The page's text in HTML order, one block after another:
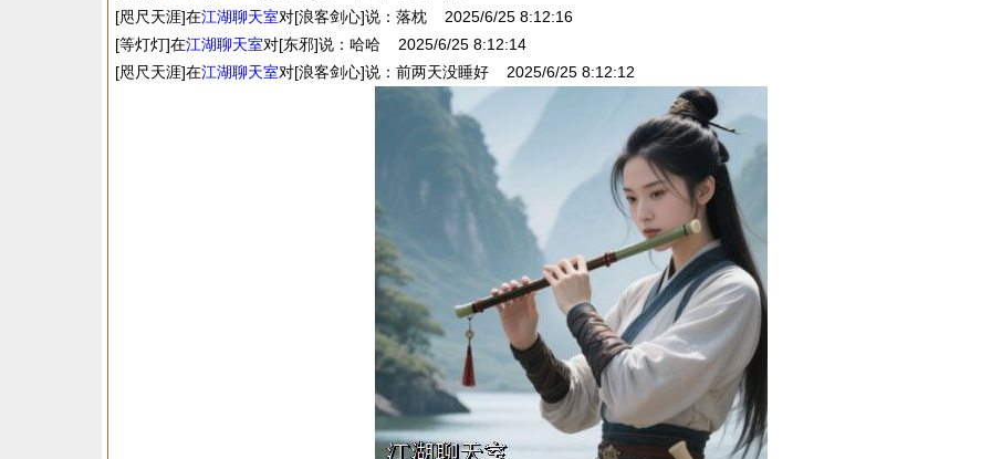
[咫尺天涯]在江湖聊天室对[浪客剑心]说：落枕 2025/6/25 8:12:16
[等灯灯]在江湖聊天室对[东邪]说：哈哈 2025/6/25 8:12:14
[咫尺天涯]在江湖聊天室对[浪客剑心]说：前两天没睡好 2025/6/25 8:12:12